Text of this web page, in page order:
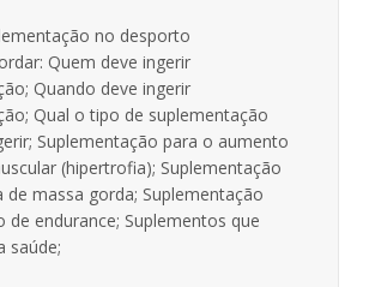
no desporto
Quem deve ingerir
Quando deve ingerir
Qual o tipo de suplementação
Suplementação para o aumento
(hipertrofia); Suplementação
de massa gorda; Suplementação
de endurance; Suplementos que
saúde;